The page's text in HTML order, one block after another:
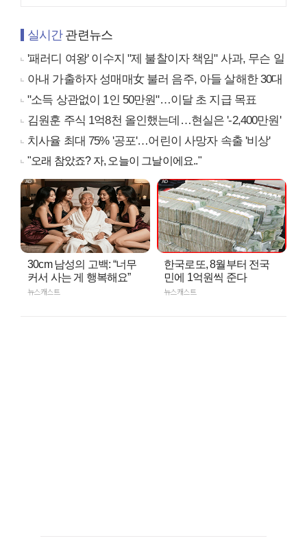
실시간관련뉴스
'패러디 여왕' 이수지 "제 불찰이자 책임" 사과, 무슨 일
아내 가출하자 성매매女 불러 음주, 아들 살해한 30대
"소득 상관없이 1인 50만원"…이달 초 지급 목표
김원훈 주식 1억8천 올인했는데…현실은 '-2,400만원'
치사율 최대 75% '공포'…어린이 사망자 속출 '비상'
"오래 참았죠? 자, 오늘이 그날이에요.."
30cm 남성의 고백: “너무
커서 사는 게 행복해요”
뉴스캐스트
한국로또, 8월부터 전국
민에 1억원씩 준다
뉴스캐스트